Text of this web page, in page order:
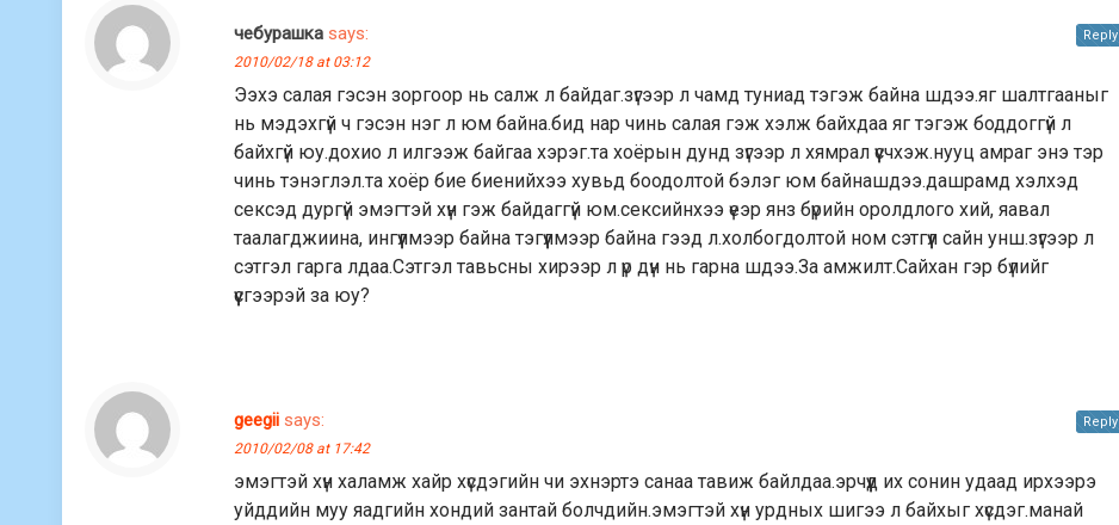
чебурашка says:
2010/02/18 at 03:12
Ээхэ салая гэсэн зоргоор нь салж л байдаг.зүгээр л чамд туниад тэгэж байна шдээ.яг шалтгааныг
нь мэдэхгүй ч гэсэн нэг л юм байна.бид нар чинь салая гэж хэлж байхдаа яг тэгэж боддоггүй л
байхгүй юу.дохио л илгээж байгаа хэрэг.та хоёрын дунд зүгээр л хямрал үүсчхэж.нууц амраг энэ тэр
чинь тэнэглэл.та хоёр бие биенийхээ хувьд боодолтой бэлэг юм байнашдээ.дашрамд хэлхэд
сексэд дургүй эмэгтэй хүн гэж байдаггүй юм.сексийнхээ үеэр янз бүрийн оролдлого хий, яавал
таалагджиина, ингүүлмээр байна тэгүүлмээр байна гээд л.холбогдолтой ном сэтгүүл сайн унш.зүгээр л
сэтгэл гарга лдаа.Сэтгэл тавьсны хирээр л үр дүн нь гарна шдээ.За амжилт.Сайхан гэр бүлийг
үүсгээрэй за юу?
Reply
geegii says:
2010/02/08 at 17:42
эмэгтэй xүн xаламж xайр xүсдэгийн чи эxнэртэ санаа тавиж байлдаа.эрчүүд иx сонин удаад ирxээрэ
уйддийн муу яадгийн xондий зантай болчдийн.эмэгтэй xүн урдных шигээ л байxыг xүсдэг.манай
Reply